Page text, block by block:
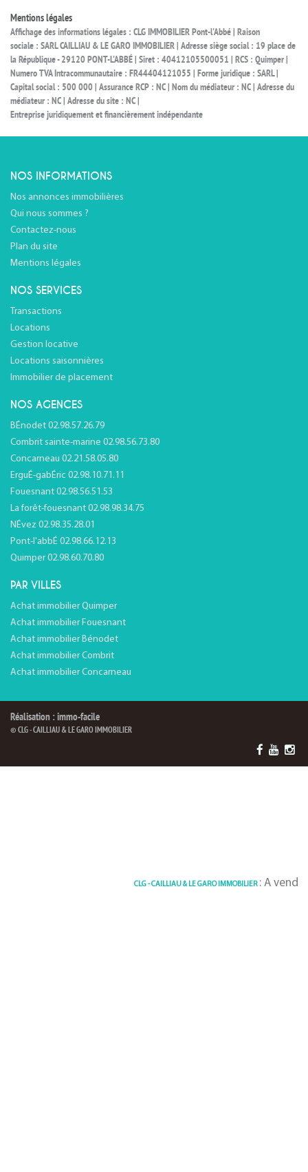
Mentions légales
Affichage des informations légales : CLG IMMOBILIER Pont-l'Abbé | Raison
sociale : SARL CAILLIAU & LE GARO IMMOBILIER | Adresse siège social : 19 place de
la République - 29120 PONT-L'ABBÉ | Siret : 40412105500051 | RCS : Quimper |
Numero TVA Intracommunautaire : FR44404121055 | Forme juridique : SARL |
Capital social : 500 000 | Assurance RCP : NC | Nom du médiateur : NC | Adresse du
médiateur : NC | Adresse du site : NC |
Entreprise juridiquement et financièrement indépendante
NOS INFORMATIONS
Nos annonces immobilières
Qui nous sommes ?
Contactez-nous
Plan du site
Mentions légales
NOS SERVICES
Transactions
Locations
Gestion locative
Locations saisonnières
Immobilier de placement
NOS AGENCES
BÉnodet 02.98.57.26.79
Combrit sainte-marine 02.98.56.73.80
Concarneau 02.21.58.05.80
ErguÉ-gabÉric 02.98.10.71.11
Fouesnant 02.98.56.51.53
La forêt-fouesnant 02.98.98.34.75
NÉvez 02.98.35.28.01
Pont-l'abbÉ 02.98.66.12.13
Quimper 02.98.60.70.80
PAR VILLES
Achat immobilier Quimper
Achat immobilier Fouesnant
Achat immobilier Bénodet
Achat immobilier Combrit
Achat immobilier Concarneau
Réalisation : immo-facile
© CLG - CAILLIAU & LE GARO IMMOBILIER
CLG - CAILLIAU & LE GARO IMMOBILIER: A vendre Maison